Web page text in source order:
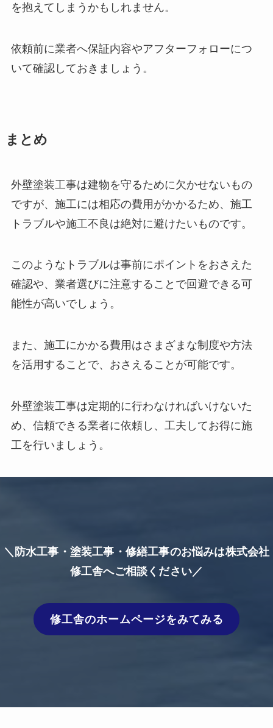
を抱えてしまうかもしれません。
依頼前に業者へ保証内容やアフターフォローにつ
いて確認しておきましょう。
まとめ
外壁塗装工事は建物を守るために欠かせないもの
ですが、施工には相応の費用がかかるため、施工
トラブルや施工不良は絶対に避けたいものです。
このようなトラブルは事前にポイントをおさえた
確認や、業者選びに注意することで回避できる可
能性が高いでしょう。
また、施工にかかる費用はさまざまな制度や方法
を活用することで、おさえることが可能です。
外壁塗装工事は定期的に行わなければいけないた
め、信頼できる業者に依頼し、工夫してお得に施
工を行いましょう。
＼防水工事・塗装工事・修繕工事のお悩みは株式会社
修工舎へご相談ください／
修工舎のホームページをみてみる